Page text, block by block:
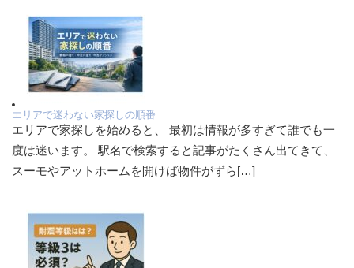
エリアで迷わない家探しの順番
エリアで家探しを始めると、 最初は情報が多すぎて誰でも一
度は迷います。 駅名で検索すると記事がたくさん出てきて、
スーモやアットホームを開けば物件がずら[…]